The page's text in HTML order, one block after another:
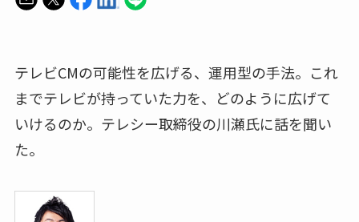
テレビCMの可能性を広げる、運用型の手法。これ
までテレビが持っていた力を、どのように広げて
いけるのか。テレシー取締役の川瀬氏に話を聞い
た。